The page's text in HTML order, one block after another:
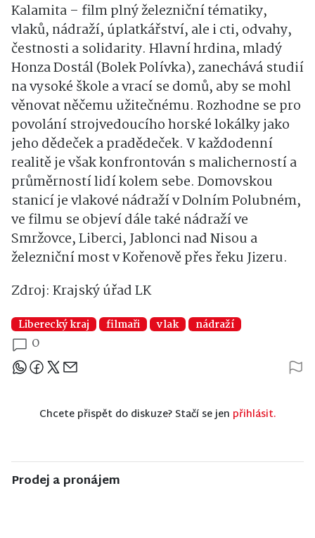
Kalamita – film plný železniční tématiky,
vlaků, nádraží, úplatkářství, ale i cti, odvahy,
čestnosti a solidarity. Hlavní hrdina, mladý
Honza Dostál (Bolek Polívka), zanechává studií
na vysoké škole a vrací se domů, aby se mohl
věnovat něčemu užitečnému. Rozhodne se pro
povolání strojvedoucího horské lokálky jako
jeho dědeček a pradědeček. V každodenní
realitě je však konfrontován s malicherností a
průměrností lidí kolem sebe. Domovskou
stanicí je vlakové nádraží v Dolním Polubném,
ve filmu se objeví dále také nádraží ve
Smržovce, Liberci, Jablonci nad Nisou a
železniční most v Kořenově přes řeku Jizeru.
Zdroj: Krajský úřad LK
Liberecký kraj filmaři vlak nádraží
0
Sdílejte článek
Chcete přispět do diskuze? Stačí se jen přihlásit.
Prodej a pronájem